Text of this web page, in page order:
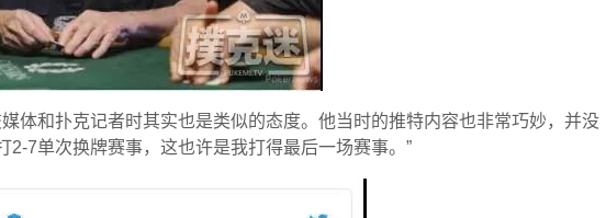
体和扑克记者时其实也是类似的态度。他当时的推特内容也非常巧妙，并没
2-7单次换牌赛事，这也许是我打得最后一场赛事。”